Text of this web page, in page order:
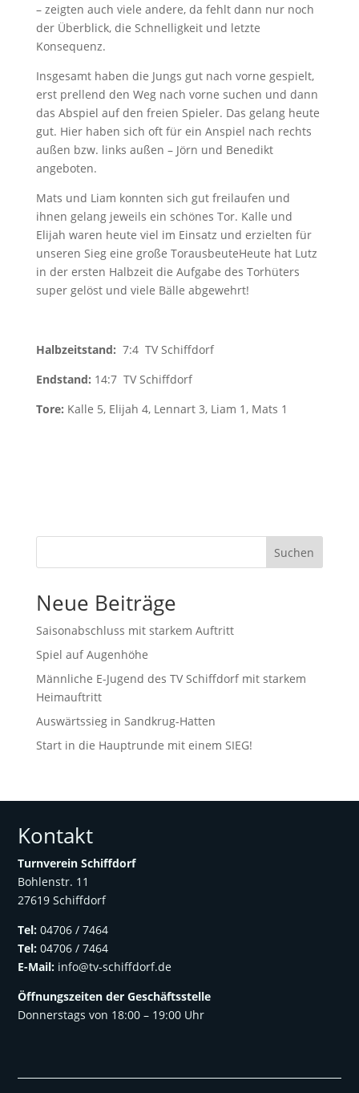
– zeigten auch viele andere, da fehlt dann nurnoch
der Überblick, die Schnelligkeit und letzte
Konsequenz.
Insgesamt haben die Jungs gut nach vorne gespielt,
erst prellend den Weg nach vorne suchen und dann
das Abspiel auf den freien Spieler. Das gelang heute
gut. Hier haben sich oft für ein Anspiel nach rechts
außen bzw. links außen – Jörn und Benedikt
angeboten.
Mats und Liam konnten sich gut freilaufen und
ihnen gelang jeweils ein schönes Tor. Kalle und
Elijah waren heute viel im Einsatz und erzielten für
unseren Sieg eine große TorausbeuteHeute hat Lutz
in der ersten Halbzeit die Aufgabe des Torhüters
super gelöst und viele Bälle abgewehrt!
Halbzeitstand: 7:4 TVSchiffdorf
Endstand: 14:7 TVSchiffdorf
Tore: Kalle 5, Elijah 4, Lennart 3, Liam 1, Mats 1
Suchen
Neue Beiträge
Saisonabschluss mit starkem Auftritt
Spiel auf Augenhöhe
Männliche E-Jugend des TV Schiffdorf mit starkem
Heimauftritt
Auswärtssieg in Sandkrug-Hatten
Start in die Hauptrunde mit einem SIEG!
Kontakt
Turnverein Schiffdorf
Bohlenstr. 11
27619 Schiffdorf
Tel:04706 / 7464
Tel:04706 / 7464
E-Mail: info@tv-schiffdorf.de
Öffnungszeiten derGeschäftsstelle
Donnerstags von 18:00 – 19:00 Uhr